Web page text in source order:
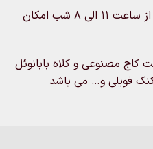
ثبت و ارسال سفارشات همه روزه از ساعت 11 الی 8 شب امکان
مصنوعی و کلاه بابانوئل
فویلی و… می باشد